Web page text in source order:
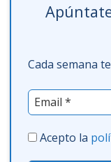
Cada semana
Acepto la